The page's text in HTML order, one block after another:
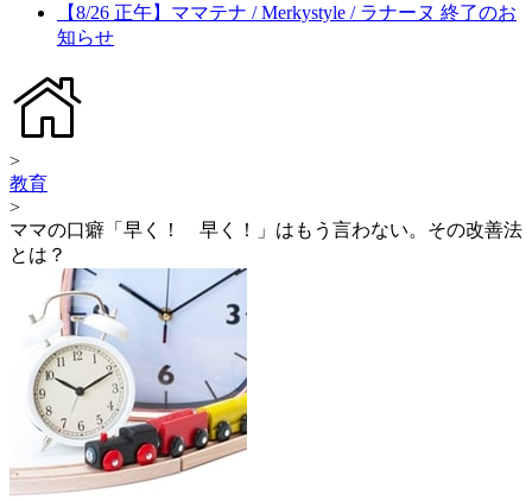
【8/26 正午】ママテナ / Merkystyle / ラナーヌ 終了のお
知らせ
>
教育
>
ママの口癖「早く！ 早く！」はもう言わない。その改善法
とは？